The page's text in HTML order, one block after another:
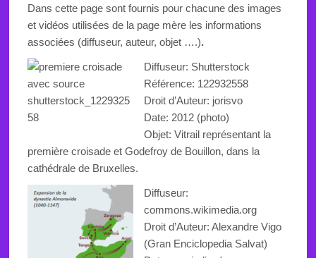
Dans cette page sont fournis pour chacune des images
et vidéos utilisées de la page mère les informations
associées (diffuseur, auteur, objet ….).
Diffuseur: Shutterstock
Référence: 122932558
Droit d’Auteur: jorisvo
Date: 2012 (photo)
Objet: Vitrail représentant la
première croisade et Godefroy de Bouillon, dans la
cathédrale de Bruxelles.
Diffuseur:
commons.wikimedia.org
Droit d’Auteur: Alexandre Vigo
(Gran Enciclopedia Salvat)